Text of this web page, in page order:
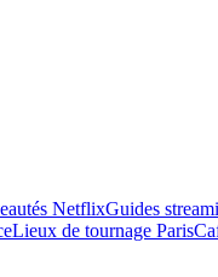
NetflixGuides
Lieux de tournage Paris